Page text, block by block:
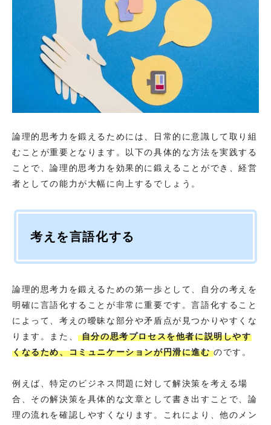
論理的思考力を鍛えるためには、日常的に意識して取り組
むことが重要となります。以下の具体的な方法を実践する
ことで、論理的思考力を効果的に鍛えることができ、経営
者としての能力が大幅に向上するでしょう。
考えを言語化する
論理的思考力を鍛えるための第一歩として、自分の考えを
明確に言語化することが非常に重要です。言語化すること
によって、考えの曖昧な部分や矛盾点が見つかりやすくな
ります。また、自分の思考プロセスを他者に説明しやす
くなるため、コミュニケーションが円滑に進むのです。
例えば、特定のビジネス問題に対して解決策を考える場
合、その解決策を具体的な文章として書き出すことで、論
理の流れを確認しやすくなります。これにより、他のメン